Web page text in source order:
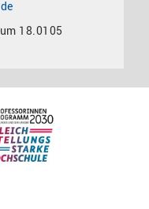
18.0105